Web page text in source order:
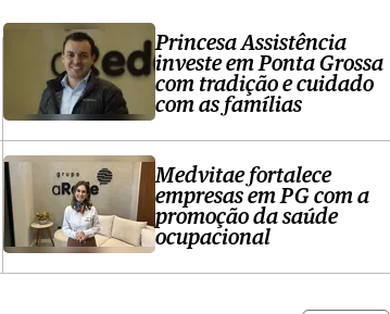
Princesa Assistência
investe em Ponta Grossa
com tradição e cuidado
com as famílias
Medvitae fortalece
empresas em PG com a
promoção da saúde
ocupacional